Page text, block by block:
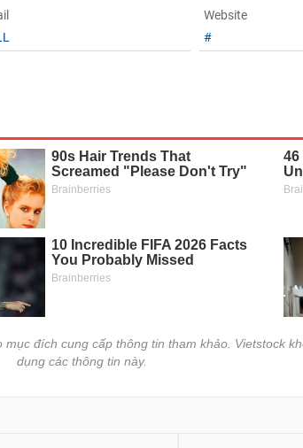
Website
#
đích cung cấp thông tin tham khảo. Vietstock
dụng các thông tin này.